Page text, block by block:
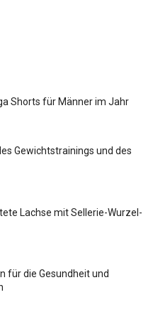
Shorts für Männer im Jahr
Gewichtstrainings und des
Lachse mit Sellerie-Wurzel-
für die Gesundheit und